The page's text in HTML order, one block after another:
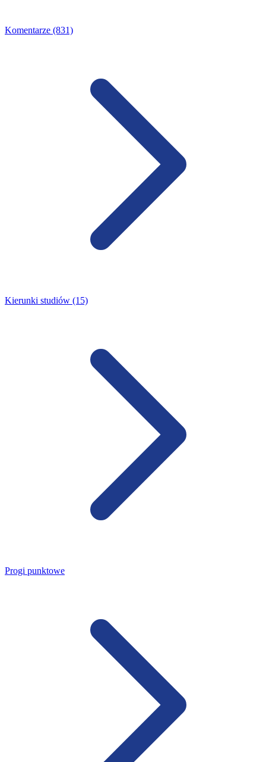
Komentarze (831)
Kierunki studiów (15)
Progi punktowe